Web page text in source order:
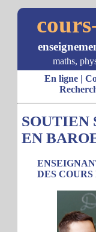
maths,
En ligne|
SOUTIEN
EN
DES